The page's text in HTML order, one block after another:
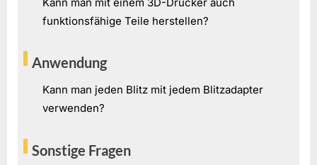
funktionsfähige Teile herstellen?
Anwendung
Kann man jeden Blitz mit jedem Blitzadapter
verwenden?
Sonstige Fragen